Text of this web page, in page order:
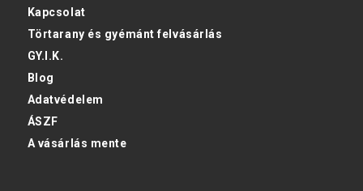
Kapcsolat
Törtarany és gyémánt felvásárlás
GY.I.K.
Blog
Adatvédelem
ÁSZF
A vásárlás mente